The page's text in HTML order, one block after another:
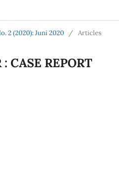
2 (2020): Juni 2020 / Articles
CASE REPORT